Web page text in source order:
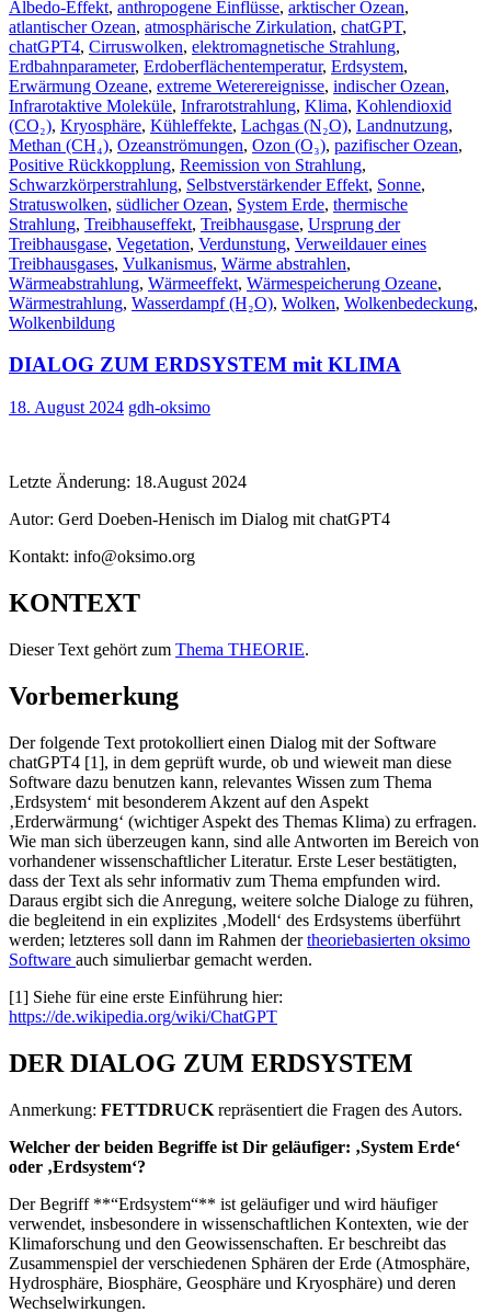
Albedo-Effekt, anthropogene Einflüsse, arktischer Ozean,
atlantischer Ozean, atmosphärische Zirkulation, chatGPT,
chatGPT4, Cirruswolken, elektromagnetische Strahlung,
Erdbahnparameter, Erdoberflächentemperatur, Erdsystem,
Erwärmung Ozeane, extreme Weterereignisse, indischer Ozean,
Infrarotaktive Moleküle, Infrarotstrahlung, Klima, Kohlendioxid
(CO₂), Kryosphäre, Kühleffekte, Lachgas (N₂O), Landnutzung,
Methan (CH₄), Ozeanströmungen, Ozon (O₃), pazifischer Ozean,
Positive Rückkopplung, Reemission von Strahlung,
Schwarzkörperstrahlung, Selbstverstärkender Effekt, Sonne,
Stratuswolken, südlicher Ozean, System Erde, thermische
Strahlung, Treibhauseffekt, Treibhausgase, Ursprung der
Treibhausgase, Vegetation, Verdunstung, Verweildauer eines
Treibhausgases, Vulkanismus, Wärme abstrahlen,
Wärmeabstrahlung, Wärmeeffekt, Wärmespeicherung Ozeane,
Wärmestrahlung, Wasserdampf (H₂O), Wolken, Wolkenbedeckung,
Wolkenbildung
DIALOG ZUM ERDSYSTEM mit KLIMA
18. August 2024 gdh-oksimo
Letzte Änderung: 18.August 2024
Autor: Gerd Doeben-Henisch im Dialog mit chatGPT4
Kontakt: info@oksimo.org
KONTEXT
Dieser Text gehört zum Thema THEORIE.
Vorbemerkung
Der folgende Text protokolliert einen Dialog mit der Software
chatGPT4 [1], in dem geprüft wurde, ob und wieweit man diese
Software dazu benutzen kann, relevantes Wissen zum Thema
‚Erdsystem‘ mit besonderem Akzent auf den Aspekt
‚Erderwärmung‘ (wichtiger Aspekt des Themas Klima) zu erfragen.
Wie man sich überzeugen kann, sind alle Antworten im Bereich von
vorhandener wissenschaftlicher Literatur. Erste Leser bestätigten,
dass der Text als sehr informativ zum Thema empfunden wird.
Daraus ergibt sich die Anregung, weitere solche Dialoge zu führen,
die begleitend in ein explizites ‚Modell‘ des Erdsystems überführt
werden; letzteres soll dann im Rahmen dertheoriebasierten oksimo
Software auch simulierbar gemacht werden.
[1] Siehe für eine erste Einführung hier:
https://de.wikipedia.org/wiki/ChatGPT
DER DIALOG ZUM ERDSYSTEM
Anmerkung: FETTDRUCK repräsentiert die Fragen des Autors.
Welcher der beiden Begriffe ist Dir geläufiger: ‚System Erde‘
oder ‚Erdsystem‘?
Der Begriff **“Erdsystem“** ist geläufiger und wird häufiger
verwendet, insbesondere in wissenschaftlichen Kontexten, wie der
Klimaforschung und den Geowissenschaften. Er beschreibt das
Zusammenspiel der verschiedenen Sphären der Erde (Atmosphäre,
Hydrosphäre, Biosphäre, Geosphäre und Kryosphäre) und deren
Wechselwirkungen.